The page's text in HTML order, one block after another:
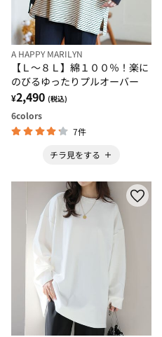
A HAPPY MARILYN
【Ｌ～８Ｌ】綿１００％！楽に
のびるゆったりプルオーバー
¥2,490 (税込)
6colors
7件
チラ見をする